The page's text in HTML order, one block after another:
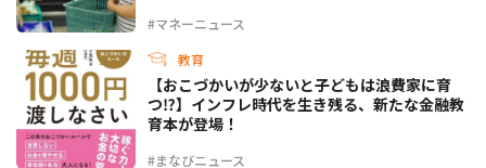
#マネーニュース
教育
#まなびニュース
【おこづかいが少ないと子どもは浪費家に育
つ⁉】インフレ時代を生き残る、新たな金融教
育本が登場！